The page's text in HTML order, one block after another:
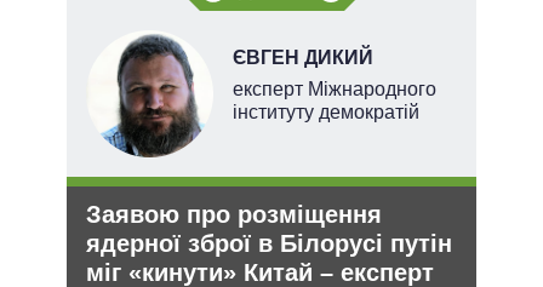
ЄВГЕН ДИКИЙ
експерт Міжнародного
інституту демократій
Заявою про розміщення
ядерної зброї в Білорусі путін
міг «кинути» Китай – експерт